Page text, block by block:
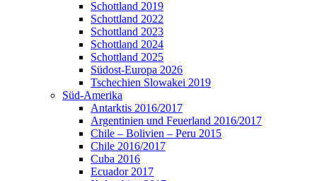
Schottland 2019
Schottland 2022
Schottland 2023
Schottland 2024
Schottland 2025
Südost-Europa 2026
Tschechien Slowakei 2019
Süd-Amerika
Antarktis 2016/2017
Argentinien und Feuerland 2016/2017
Chile – Bolivien – Peru 2015
Chile 2016/2017
Cuba 2016
Ecuador 2017